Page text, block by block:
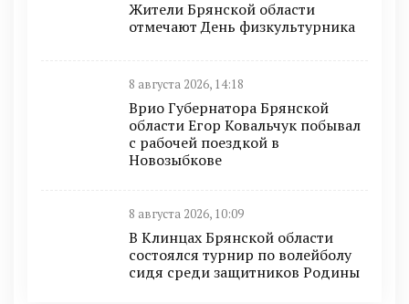
Жители Брянской области
отмечают День физкультурника
8 августа 2026, 14:18
Врио Губернатора Брянской
области Егор Ковальчук побывал
с рабочей поездкой в
Новозыбкове
8 августа 2026, 10:09
В Клинцах Брянской области
состоялся турнир по волейболу
сидя среди защитников Родины